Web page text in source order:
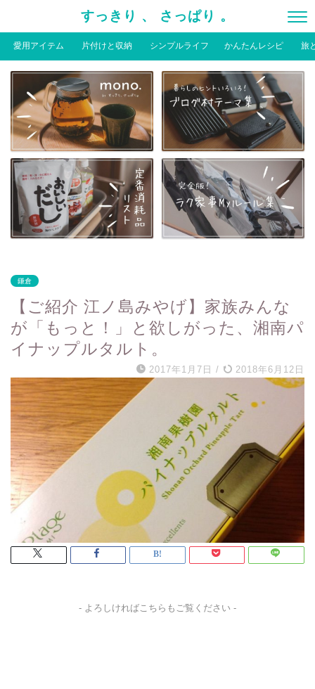
すっきり 、 さっぱり 。
愛用アイテム 片付けと収納 シンプルライフ かんたんレシピ 旅
鎌倉
【ご紹介 江ノ島みやげ】家族みんな
が「もっと！」と欲しがった、湘南パ
イナップルタルト。
2017年1月7日 / 2018年6月12日
- よろしければこちらもご覧ください -